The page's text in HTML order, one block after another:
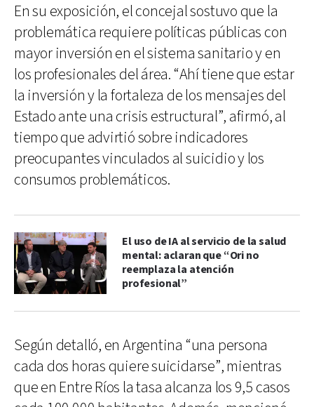
En su exposición, el concejal sostuvo que la
problemática requiere políticas públicas con
mayor inversión en el sistema sanitario y en
los profesionales del área. “Ahí tiene que estar
la inversión y la fortaleza de los mensajes del
Estado ante una crisis estructural”, afirmó, al
tiempo que advirtió sobre indicadores
preocupantes vinculados al suicidio y los
consumos problemáticos.
El uso de IA al servicio de la salud
mental: aclaran que “Ori no
reemplaza la atención
profesional”
Según detalló, en Argentina “una persona
cada dos horas quiere suicidarse”, mientras
que en Entre Ríos la tasa alcanza los 9,5 casos